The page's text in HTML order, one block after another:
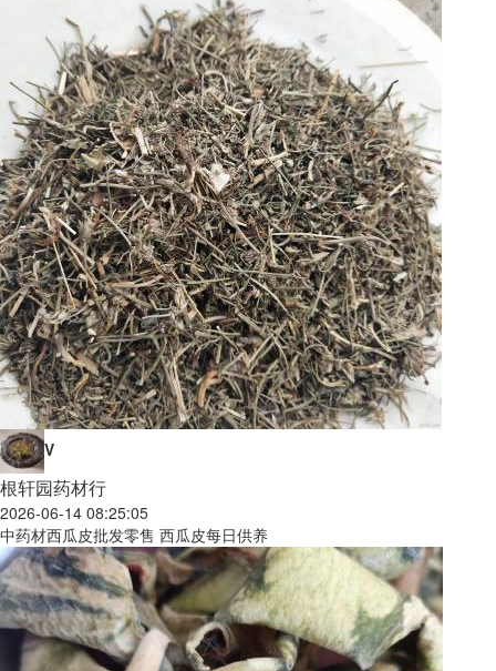
V
根轩园药材行
2026-06-14 08:25:05
中药材西瓜皮批发零售 西瓜皮每日供养